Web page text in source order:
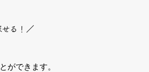
る！／
ができます。